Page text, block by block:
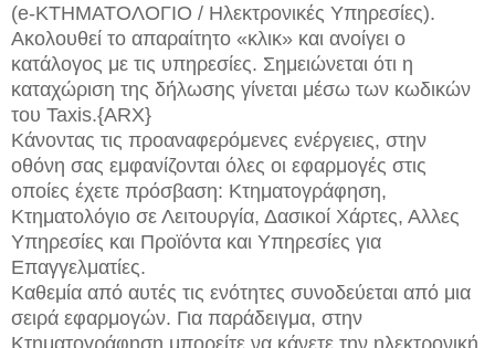
(e-ΚΤΗΜΑΤΟΛΟΓΙΟ / Ηλεκτρονικές Υπηρεσίες).
Ακολουθεί το απαραίτητο «κλικ» και ανοίγει ο
κατάλογος με τις υπηρεσίες. Σημειώνεται ότι η
καταχώριση της δήλωσης γίνεται μέσω των κωδικών
του Taxis.{ARX}
Κάνοντας τις προαναφερόμενες ενέργειες, στην
οθόνη σας εμφανίζονται όλες οι εφαρμογές στις
οποίες έχετε πρόσβαση: Κτηματογράφηση,
Κτηματολόγιο σε Λειτουργία, Δασικοί Χάρτες, Αλλες
Υπηρεσίες και Προϊόντα και Υπηρεσίες για
Επαγγελματίες.
Καθεμία από αυτές τις ενότητες συνοδεύεται από μια
σειρά εφαρμογών. Για παράδειγμα, στην
Κτηματογράφηση μπορείτε να κάνετε την ηλεκτρονική